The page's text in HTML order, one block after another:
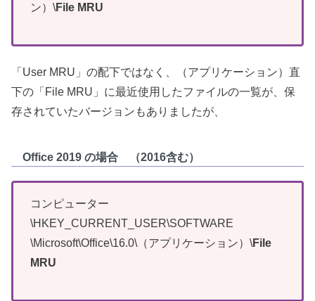
ン）\File MRU
「User MRU」の配下ではなく、（アプリケーション）直
下の「File MRU」に最近使用したファイルの一覧が、保
存されていたバージョンもありましたが、
Office 2019 の場合 （2016含む）
コンピューター
\HKEY_CURRENT_USER\SOFTWARE
\Microsoft\Office\16.0\（アプリケーション）\File
MRU